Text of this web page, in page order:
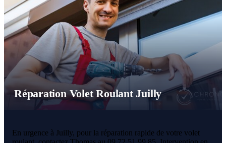
Réparation Volet Roulant Juilly
En urgence à Juilly, pour la réparation rapide de votre volet